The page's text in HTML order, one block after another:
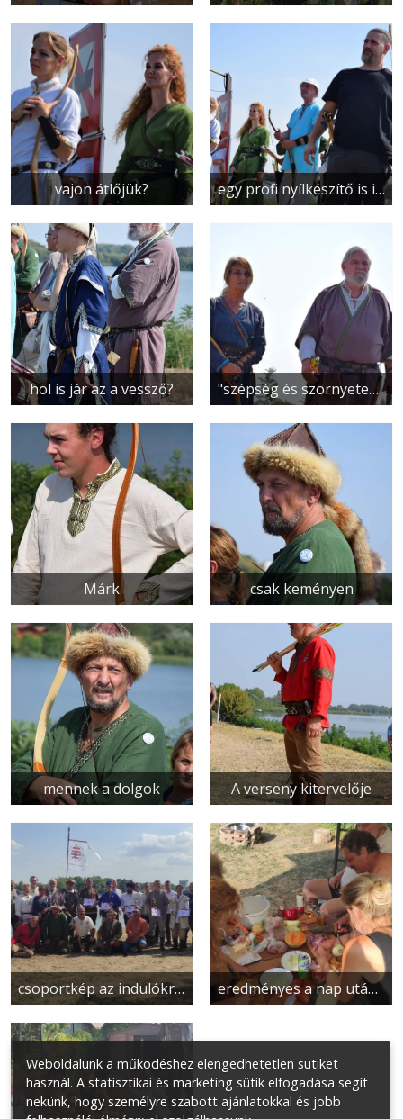
vajon átlőjük? egy profi nyílkészítő is indult
hol is jár az a vessző? "szépség és szörnyeteg" - Gyulától plagizálva
Márk csak keményen
mennek a dolgok A verseny kitervelője
csoportkép az indulókról eredményes a nap után - készül a vacsora
Weboldalunk a működéshez elengedhetetlen sütiket
használ. A statisztikai és marketing sütik elfogadása segít
nekünk, hogy személyre szabott ajánlatokkal és jobb